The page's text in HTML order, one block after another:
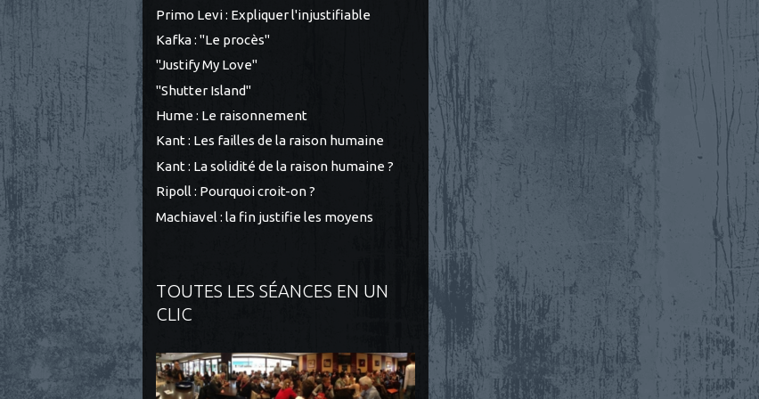
Primo Levi : Expliquer l'injustifiable
Kafka : "Le procès"
"Justify My Love"
"Shutter Island"
Hume : Le raisonnement
Kant : Les failles de la raison humaine
Kant : La solidité de la raison humaine ?
Ripoll : Pourquoi croit-on ?
Machiavel : la fin justifie les moyens
TOUTES LES SÉANCES EN UN
CLIC